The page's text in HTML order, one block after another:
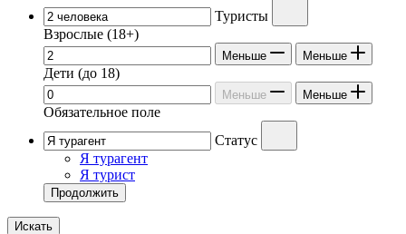
Туристы
Взрослые (18+)
Меньше Меньше
Дети (до 18)
Меньше Меньше
Обязательное поле
Статус
Я турагент
Я турист
Продолжить
Искать